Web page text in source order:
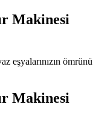
Makinesi
eşyalarınızın ömrünü
Makinesi